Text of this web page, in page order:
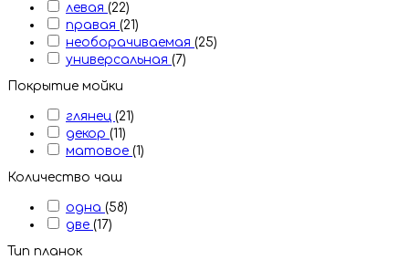
левая (22)
правая (21)
необорачиваемая (25)
универсальная (7)
Покрытие мойки
глянец (21)
декор (11)
матовое (1)
Количество чаш
одна (58)
две (17)
Тип планок